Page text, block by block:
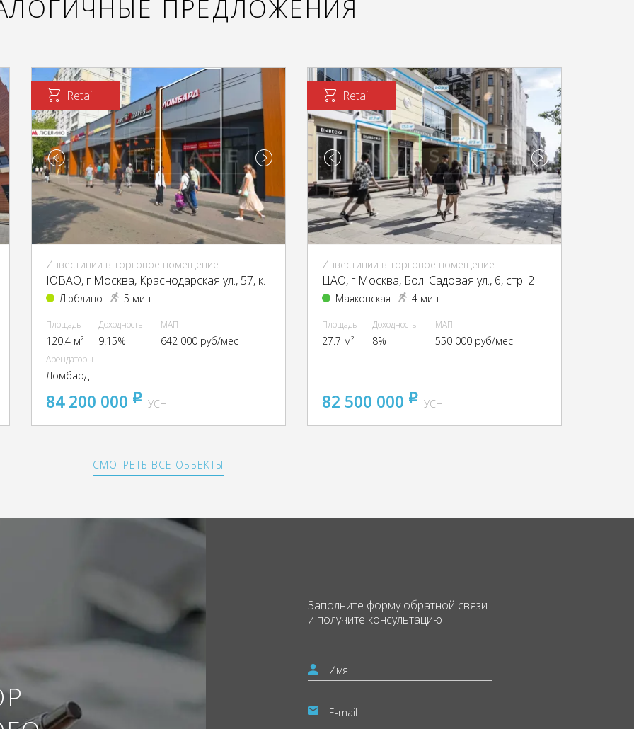
ПРЕДЛОЖЕНИЯ
Retail
Инвестиции в торговое помещение
ЮВАО, г Москва, Краснодарская ул., 57, кор. 3
Люблино 5 мин
Площадь
120.4 м²
Доходность
9.15%
МАП
642 000 руб/мес
Арендаторы
Ломбард
84 200 000 pуб
УСН
Retail
Инвестиции в торговое помещение
ЦАО, г Москва, Бол. Садовая ул., 6, стр. 2
Маяковская 4 мин
Площадь
27.7 м²
Доходность
8%
МАП
550 000 руб/мес
82 500 000 pуб
УСН
СМОТРЕТЬ ВСЕ ОБЪЕКТЫ
Заполните формуобратной связи
и получите консультацию